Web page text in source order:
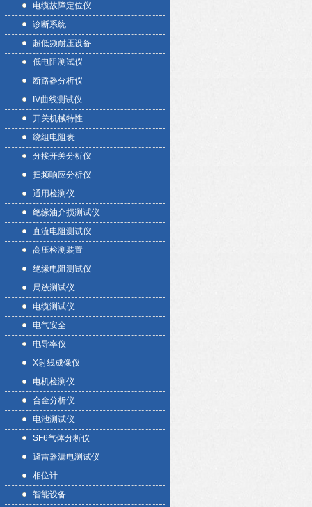
电缆故障定位仪
诊断系统
超低频耐压设备
低电阻测试仪
断路器分析仪
IV曲线测试仪
开关机械特性
绕组电阻表
分接开关分析仪
扫频响应分析仪
通用检测仪
绝缘油介损测试仪
直流电阻测试仪
高压检测装置
绝缘电阻测试仪
局放测试仪
电缆测试仪
电气安全
电导率仪
X射线成像仪
电机检测仪
合金分析仪
电池测试仪
SF6气体分析仪
避雷器漏电测试仪
相位计
智能设备